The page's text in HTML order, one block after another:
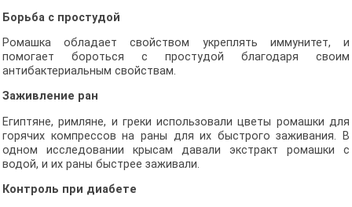
Борьба с простудой
Ромашка обладает свойством укреплять иммунитет, и
помогает бороться с простудой благодаря своим
антибактериальным свойствам.
Заживление ран
Египтяне, римляне, и греки использовали цветы ромашки для
горячих компрессов на раны для их быстрого заживания. В
одном исследовании крысам давали экстракт ромашки с
водой, и их раны быстрее заживали.
Контроль при диабете